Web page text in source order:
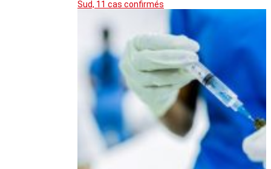
Sud, 11 cas confirmés